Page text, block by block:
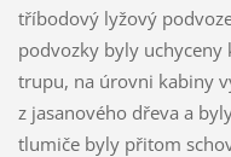
tříbodový lyžový
podvozky byly
trupu, na úrovni kabiny
z jasanového dřeva a
tlumiče byly přitom